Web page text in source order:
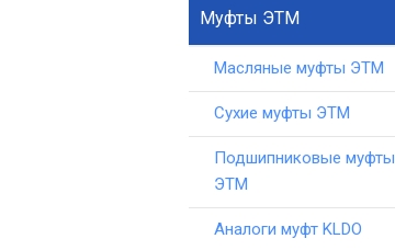
Муфты ЭТМ
Масляные муфты ЭТМ
Сухие муфты ЭТМ
Подшипниковые муфты
ЭТМ
Аналоги муфт KLDO